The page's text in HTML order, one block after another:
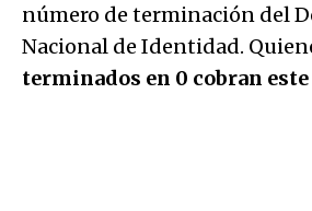
número de terminación del
Nacional de Identidad.
terminados en 0 cobran este